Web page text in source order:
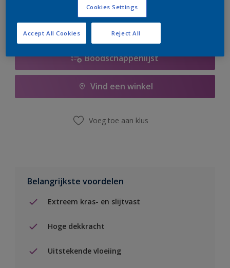
Boodschappenlijst
Vind een winkel
Voeg toe aan klus
Belangrijkste voordelen
Extreem kras- en slijtvast
Hoge dekkracht
Uitstekende vloeiing
Cookies Settings
Reject All
Accept All Cookies